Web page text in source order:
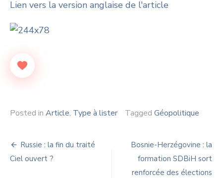
Lien vers la version anglaise de l'article
Posted in Article, Type à lister Tagged Géopolitique
Navigation
de
Russie : la fin du traité
Ciel ouvert ?
Bosnie-Herzégovine : la
formation SDBiH sort
renforcée des élections